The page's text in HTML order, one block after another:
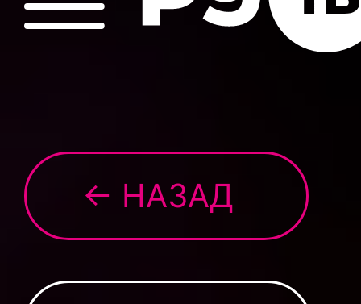
← НАЗАД